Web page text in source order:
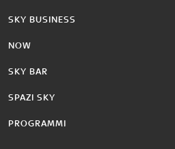
SKY BUSINESS
NOW
SKY BAR
SPAZI SKY
PROGRAMMI